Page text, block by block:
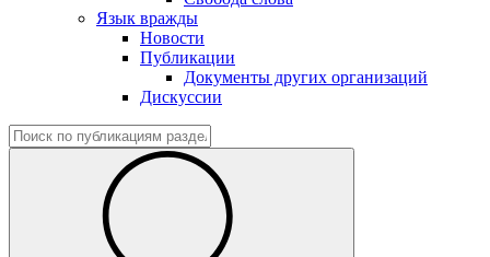
Язык вражды
Новости
Публикации
Документы других организаций
Дискуссии